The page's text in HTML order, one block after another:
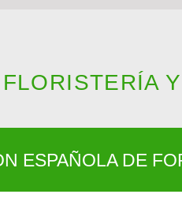
FLORISTERÍA
ESPAÑOLA DE